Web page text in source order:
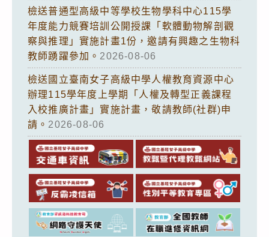
檢送普通型高級中等學校生物學科中心115學
年度能力競賽培訓公開授課「軟體動物解剖觀
察與推理」實施計畫1份，邀請有興趣之生物科
教師踴躍參加。 2026-08-06
檢送國立臺南女子高級中學人權教育資源中心
辦理115學年度上學期「人權及轉型正義課程
入校推廣計畫」實施計畫，敬請教師(社群)申
請。 2026-08-06